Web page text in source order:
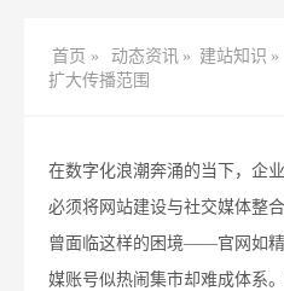
首页 » 动态资讯 » 建站知识 »
扩大传播范围​
在数字化浪潮奔涌的当下，企
必须将网站建设与社交媒体整
曾面临这样的困境——官网如
媒账号似热闹集市却难成体系